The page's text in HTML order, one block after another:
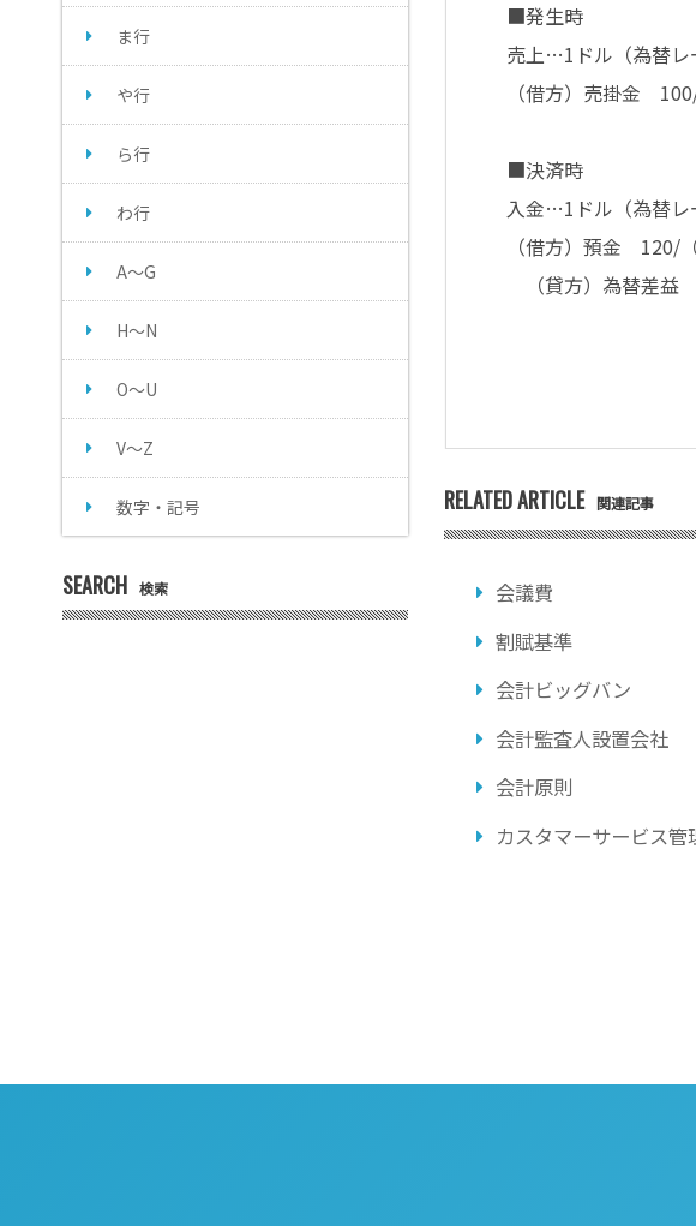
ま行
や行
ら行
わ行
A～G
H～N
O～U
V～Z
数字・記号
SEARCH 検索
■発生時
売上…1ドル（為替レ
（借方）売掛金
■決済時
入金…1ドル（為替レ
（借方）預金 120/
（貸方）為替差益
RELATED ARTICLE 関連記事
会議費
割賦基準
会計ビッグバン
会計監査人設置会社
会計原則
カスタマーサービス管